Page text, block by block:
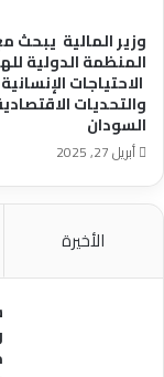
وزير المالية يبحث
المنظمة الدولية
الاحتياجات الإنسانية
والتحديات
السودان
أبريل 27, 2025
الأخيرة